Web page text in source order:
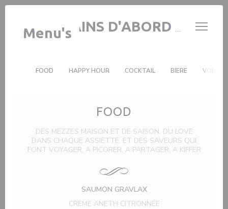
Cookies beheer paneel
LES COPAINS D'ABORD BY SHIRELE
Menu's
FOOD
DES MEZZES MAISON ET DE SAISON, DU LOVE
DANS CHAQUE ASSIETTE, ET DES SAVEURS QUI
FONT VOYAGER; A PICORER, A PARTAGER, A KIFFER
SAUMON GRAVLAX
CREME ANETH CITRONNÉE
FOOD HAPPY HOUR COCKTAIL BIERE VODKA